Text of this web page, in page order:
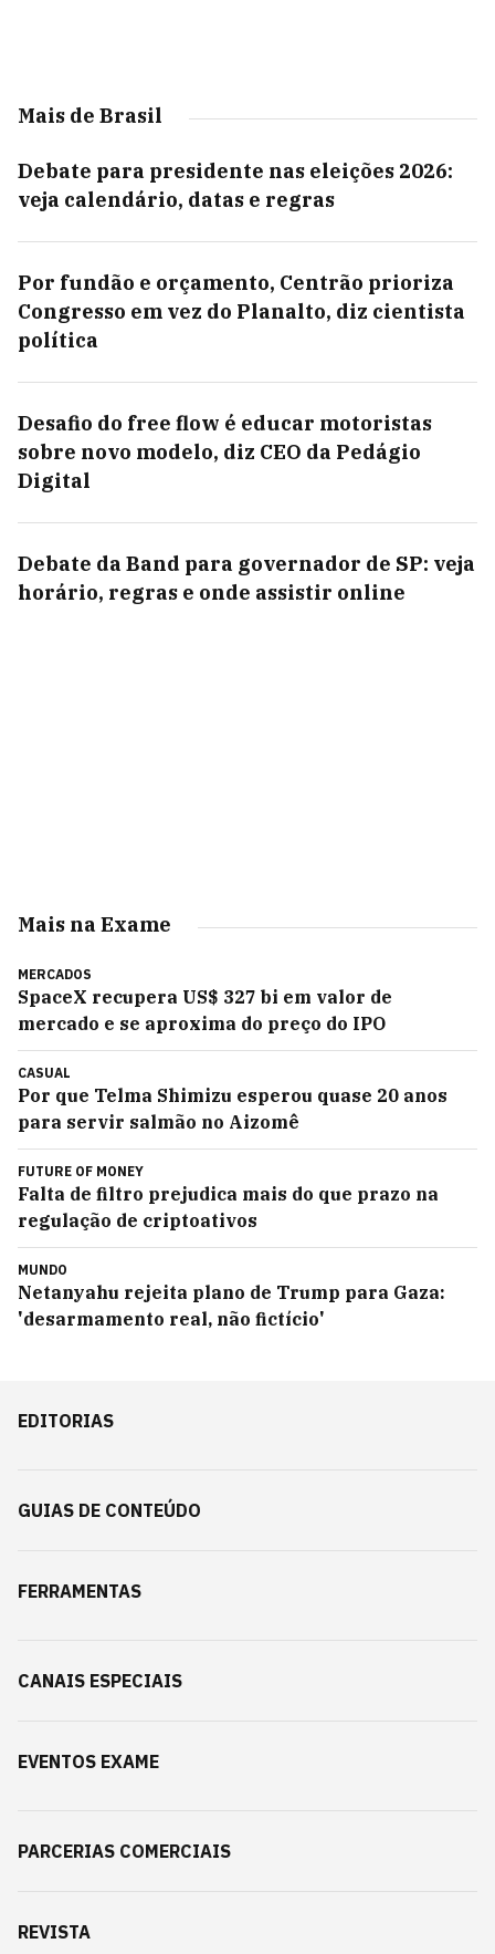
Mais de Brasil
Debate para presidente nas eleições 2026:
veja calendário, datas e regras
Por fundão e orçamento, Centrão prioriza
Congresso em vez do Planalto, diz cientista
política
Desafio do free flow é educar motoristas
sobre novo modelo, diz CEO da Pedágio
Digital
Debate da Band para governador de SP: veja
horário, regras e onde assistir online
Mais na Exame
MERCADOS
SpaceX recupera US$ 327 bi em valor de
mercado e se aproxima do preço do IPO
CASUAL
Por que Telma Shimizu esperou quase 20 anos
para servir salmão no Aizomê
FUTURE OF MONEY
Falta de filtro prejudica mais do que prazo na
regulação de criptoativos
MUNDO
Netanyahu rejeita plano de Trump para Gaza:
'desarmamento real, não fictício'
EDITORIAS
GUIAS DE CONTEÚDO
FERRAMENTAS
CANAIS ESPECIAIS
EVENTOS EXAME
PARCERIAS COMERCIAIS
REVISTA